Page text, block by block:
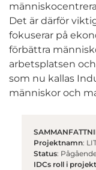
Det är därför
fokuserar på
förbättra
arbetsplatsen
som nu kallas
människor och
Projektnamn:
Status:
IDCs roll i